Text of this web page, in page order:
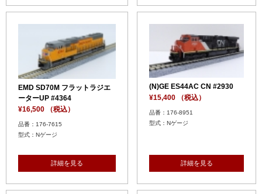
EMD SD70M フラットラジエ
ーターUP #4364
¥16,500 （税込）
品番：176-7615
型式：Nゲージ
詳細を見る
(N)GE ES44AC CN #2930
¥15,400 （税込）
品番：176-8951
型式：Nゲージ
詳細を見る